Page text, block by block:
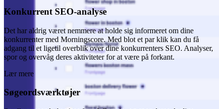
Konkurrent SEO-analyse
Det har aldrig været nemmere at holde sig informeret om dine
konkurrenter med Morningscore. Med blot et par klik kan du få
adgang til et ligetil overblik over dine konkurrenters SEO. Analyser,
spor og overvåg deres aktiviteter for at være på forkant.
Lær mere
Søgeordsværktøjer